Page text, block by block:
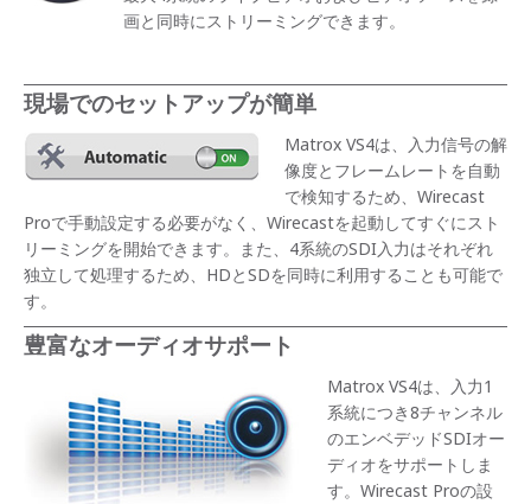
画と同時にストリーミングできます。
現場でのセットアップが簡単
Matrox VS4は、入力信号の解
像度とフレームレートを自動
で検知するため、Wirecast
Proで手動設定する必要がなく、Wirecastを起動してすぐにスト
リーミングを開始できます。また、4系統のSDI入力はそれぞれ
独立して処理するため、HDとSDを同時に利用することも可能で
す。
豊富なオーディオサポート
Matrox VS4は、入力1
系統につき8チャンネル
のエンベデッドSDIオー
ディオをサポートしま
す。Wirecast Proの設